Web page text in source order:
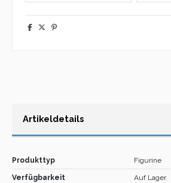
Artikeldetails
Produkttyp Figurine
Verfügbarkeit Auf Lager